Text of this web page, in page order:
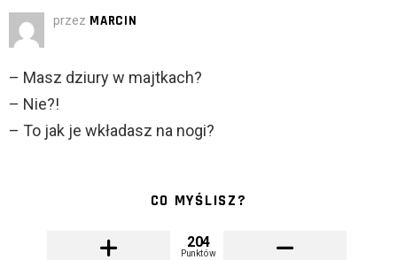
przez MARCIN
– Masz dziury w majtkach?
– Nie?!
– To jak je wkładasz na nogi?
CO MYŚLISZ?
204
Punktów